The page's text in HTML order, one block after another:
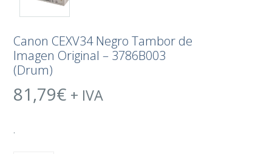
Canon CEXV34 Negro Tambor de
Imagen Original – 3786B003
(Drum)
81,79€ + IVA
.